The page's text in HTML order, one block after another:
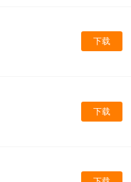
下载
下载